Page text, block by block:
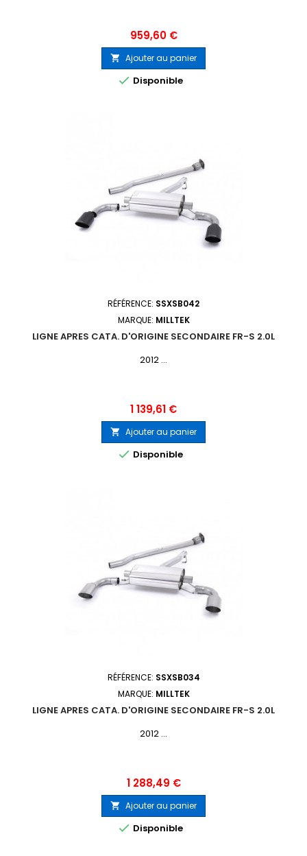
Prix
959,60 €
 Ajouter au panier
 Disponible
RÉFÉRENCE: SSXSB042
MARQUE: MILLTEK
LIGNE APRES CATA. D'ORIGINE SECONDAIRE FR-S 2.0L
2012 ...
Prix
1 139,61 €
 Ajouter au panier
 Disponible
RÉFÉRENCE: SSXSB034
MARQUE: MILLTEK
LIGNE APRES CATA. D'ORIGINE SECONDAIRE FR-S 2.0L
2012 ...
Prix
1 288,49 €
 Ajouter au panier
 Disponible